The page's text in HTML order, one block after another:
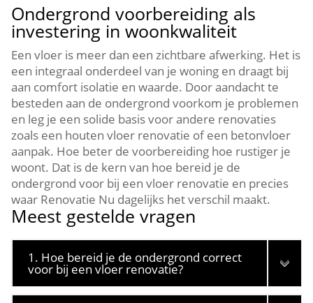
Ondergrond voorbereiding als
investering in woonkwaliteit
Een vloer is meer dan een zichtbare afwerking.​ Het is
een integraal onderdeel van je woning en draagt bij
aan comfort isolatie en waarde.​ Door aandacht te
besteden aan de ondergrond voorkom je problemen
en leg je een solide basis voor andere renovaties
zoals een houten vloer renovatie of een betonvloer
aanpak.​ Hoe beter de voorbereiding hoe rustiger je
woont.​ Dat is de kern van hoe bereid je de
ondergrond voor bij een vloer renovatie en precies
waar Renovatie Nu dagelijks het verschil maakt.​
Meest gestelde vragen
1. Hoe bereid je de ondergrond correct
voor bij een vloer renovatie?